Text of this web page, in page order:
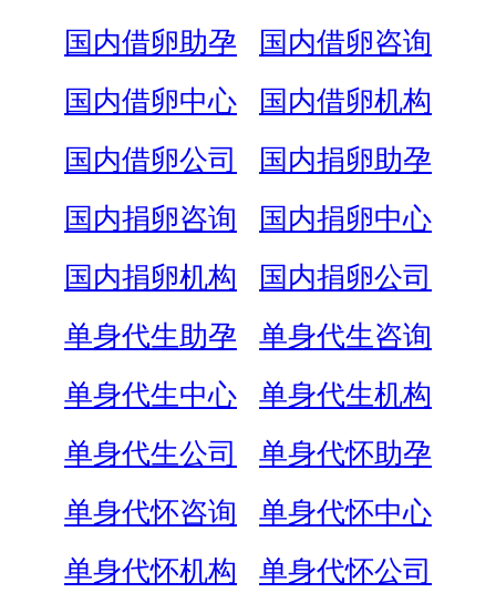
国内借卵助孕
国内借卵咨询
国内借卵中心
国内借卵机构
国内借卵公司
国内捐卵助孕
国内捐卵咨询
国内捐卵中心
国内捐卵机构
国内捐卵公司
单身代生助孕
单身代生咨询
单身代生中心
单身代生机构
单身代生公司
单身代怀助孕
单身代怀咨询
单身代怀中心
单身代怀机构
单身代怀公司